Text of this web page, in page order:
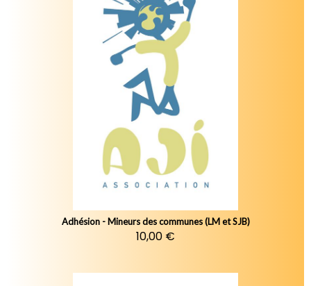
Adhésion - Mineurs des communes (LM et SJB)
10,00 €